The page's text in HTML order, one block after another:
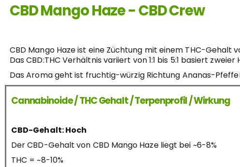
CBD Mango Haze - CBD Crew
CBD Mango Haze ist eine Züchtung mit einem THC-Gehalt
Das CBD:THC Verhältnis variiert von 1:1 bis 5:1 basiert zweier
Das Aroma geht ist fruchtig-würzig Richtung Ananas-
Cannabinoide / THC Gehalt / Terpenprofil / Wirkung
CBD-Gehalt: Hoch
Der CBD-Gehalt von CBD Mango Haze liegt bei ~6-8%
THC = ~8-10%